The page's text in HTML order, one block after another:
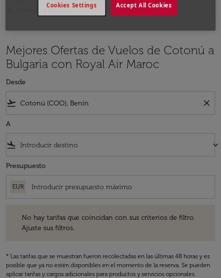
Mejores Ofertas de Vuelos de Cotonú a
Bulgaria con Royal Air Maroc
Desde
flight_takeoff close
A
flight_land keyboard_arrow_down
Presupuesto
EUR
No hay tarifas que coincidan con sus criterios de filtro.
Ajuste sus filtros.
* Las tarifas que se muestran fueron recolectadas en las últimas 48 horas y es
posible que ya no estén disponibles en el momento de la reserva. Se pueden
aplicar tarifas y cargos adicionales para productos y servicios opcionales.
Accept All Cookies
Cookies Settings